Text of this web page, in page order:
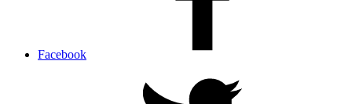
Facebook